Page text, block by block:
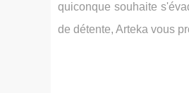
quiconque souhaite
de détente, Arteka vous